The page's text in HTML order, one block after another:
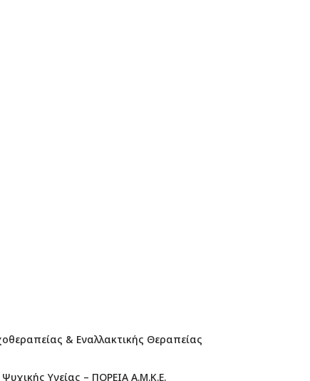
& Εναλλακτικής Θεραπείας
Υγείας – ΠΟΡΕΙΑ Α.Μ.Κ.Ε.